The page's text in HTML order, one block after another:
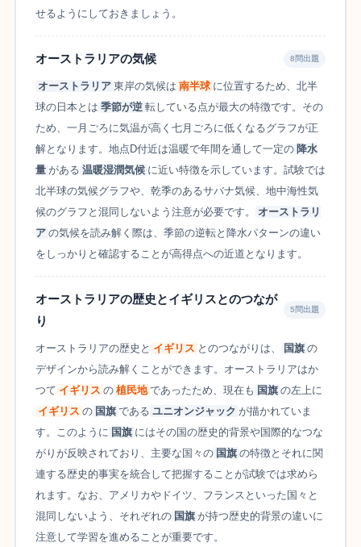
せるようにしておきましょう。
オーストラリアの気候 8問出題
オーストラリア 東岸の気候は 南半球 に位置するため、北半
球の日本とは 季節が逆 転している点が最大の特徴です。その
ため、一月ごろに気温が高く七月ごろに低くなるグラフが正
解となります。地点D付近は温暖で年間を通して一定の 降水
量 がある 温暖湿潤気候 に近い特徴を示しています。試験では
北半球の気候グラフや、乾季のあるサバナ気候、地中海性気
候のグラフと混同しないよう注意が必要です。
オーストラリ
ア の気候を読み解く際は、季節の逆転と降水パターンの違い
をしっかりと確認することが高得点への近道となります。
オーストラリアの歴史とイギリスとのつなが
り
5問出題
オーストラリアの歴史と イギリス とのつながりは、 国旗 の
デザインから読み解くことができます。オーストラリアはか
つて イギリス の 植民地 であったため、現在も 国旗 の左上に
イギリス の 国旗 である ユニオンジャック が描かれていま
す。このように 国旗 にはその国の歴史的背景や国際的なつな
がりが反映されており、主要な国々の 国旗 の特徴とそれに関
連する歴史的事実を統合して把握することが試験では求めら
れます。なお、アメリカやドイツ、フランスといった国々と
混同しないよう、それぞれの 国旗 が持つ歴史的背景の違いに
注意して学習を進めることが重要です。